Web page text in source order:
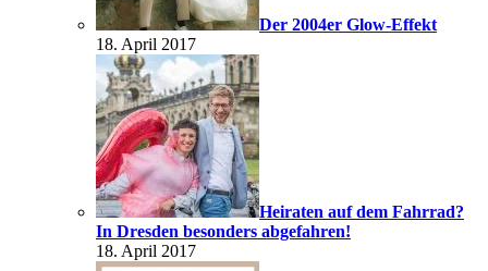
Der 2004er Glow-Effekt
18. April 2017
Heiraten auf dem Fahrrad?
In Dresden besonders abgefahren!
18. April 2017